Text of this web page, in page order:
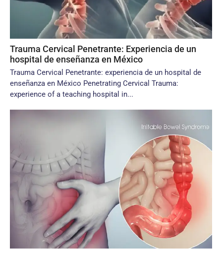
Trauma Cervical Penetrante: Experiencia de un
hospital de enseñanza en México
Trauma Cervical Penetrante: experiencia de un hospital de
enseñanza en México Penetrating Cervical Trauma:
experience of a teaching hospital in...